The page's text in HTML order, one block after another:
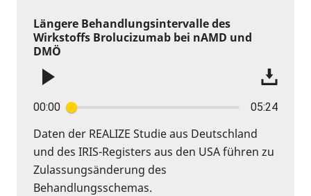
Längere Behandlungsintervalle des
Wirkstoffs Brolucizumab bei nAMD und
DMÖ
00:00 05:24
Daten der REALIZE Studie aus Deutschland
und des IRIS-Registers aus den USA führen zu
Zulassungsänderung des
Behandlungsschemas.